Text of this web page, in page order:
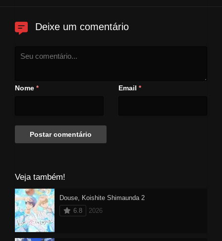
Frontier, um "jogo de nível
destino de todos os outros
de "jogos porcaria" está prestes
Deixe um comentário
Nome * Email *
Veja também!
Douse, Koishite Shimaunda 2
6.8
2026